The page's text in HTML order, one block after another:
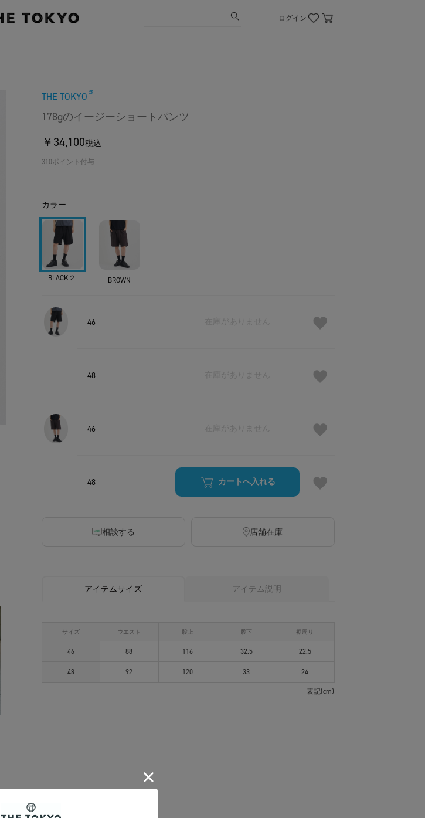
ログイン
THE TOKYO
178gのイージーショートパンツ
￥34,100税込
310ポイント付与
カラー
BLACK２ BROWN
46
48
46
48 カートへ入れる
相談する 店舗在庫
アイテムサイズ アイテム説明
サイズ ウエスト 股上 股下 裾周り
46 88 116 32.5 22.5
48 92 120 33 24
表記(cm)